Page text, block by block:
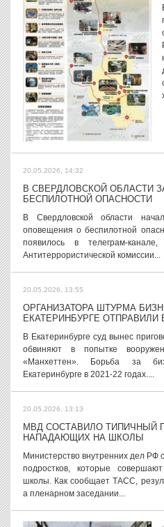
20.05.2026, 14:32
В СВЕРДЛОВСКОЙ ОБЛАСТИ
БЕСПИЛОТНОЙ ОПАСНОСТИ
В Свердловской области
оповещения о беспилотной
появилось в телеграм-
Антитеррористической комиссии...
20.05.2026, 13:55
ОРГАНИЗАТОРА ШТУРМА
ЕКАТЕРИНБУРГЕ
В Екатеринбурге суд вынес
обвиняют в попытке
«Манхеттен». Борьба за
Екатеринбурге в 2021-22 годах....
20.05.2026, 13:13
МВД СОСТАВИЛО ТИПИЧНЫЙ
НАПАДАЮЩИХ НА ШКОЛЫ
Министерство внутренних дел
подростков, которые
школы. Как сообщает ТАСС,
а пленарном заседании...